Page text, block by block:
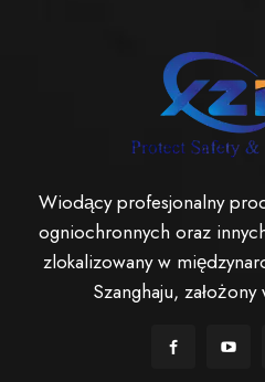
Wiodący profesjonalny
ogniochronnych oraz
zlokalizowany w
Szanghaju,